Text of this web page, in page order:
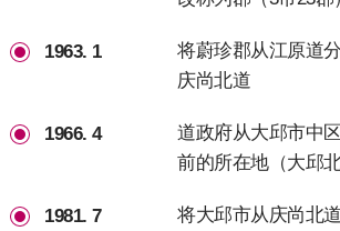
1963. 1
将蔚珍郡从江原道
庆尚北道
1966. 4
道政府从大邱市中
前的所在地（大邱
1981. 7
将大邱市从庆尚北